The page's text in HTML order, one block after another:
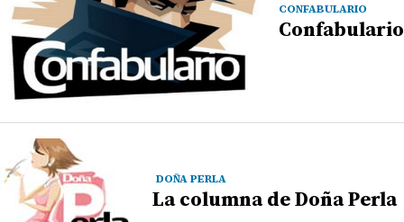
CONFABULARIO
Confabulario
DOÑA PERLA
La columna de Doña Perla